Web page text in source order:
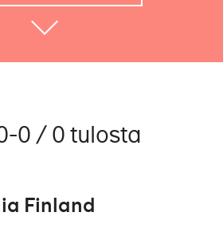
0 / 0 tulosta
Finland